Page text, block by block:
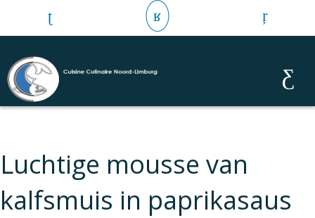
Luchtige mousse van
kalfsmuis in paprikasaus